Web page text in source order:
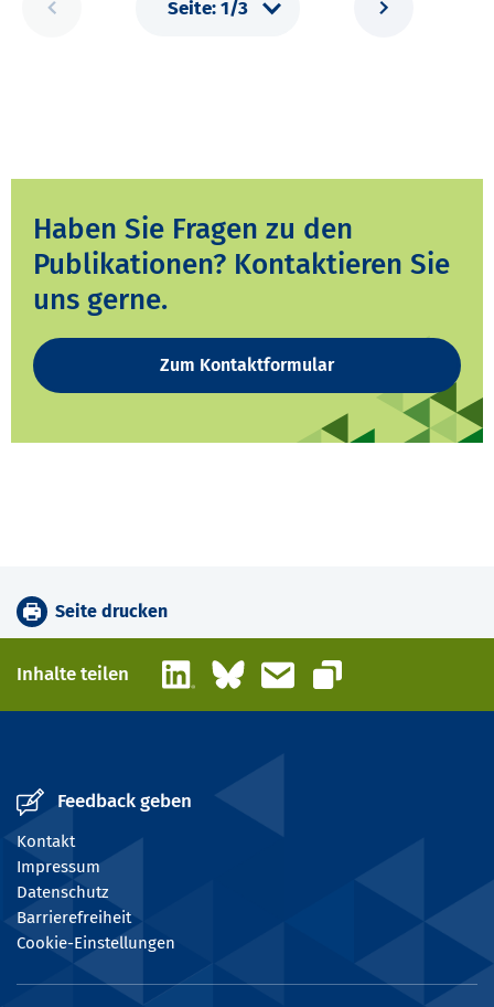
Haben Sie Fragen zu den
Publikationen? Kontaktieren Sie
uns gerne.
Zum Kontaktformular
Seite drucken
Inhalte teilen LinkedInBlueskyE-Mail
Link kopieren
Feedback geben
Kontakt
Impressum
Datenschutz
Barrierefreiheit
Cookie-Einstellungen